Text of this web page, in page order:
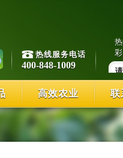
热线服务电话
400-848-1009
热
彩
高效农业 联